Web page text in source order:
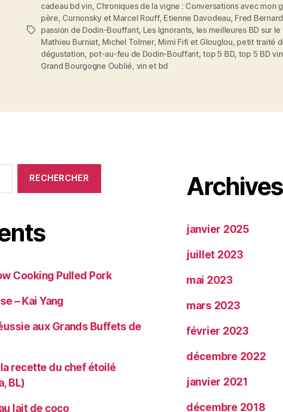
sur
le
vin
et
Étiquettes
cadeau bd vin, Chroniques de la vigne : Conversations avec mon
père, Curnonsky et Marcel Rouff, Etienne Davodeau, Fred Bernard
passion de Dodin-Bouffant, Les Ignorants, les meilleures BD sur le
Mathieu Burniat, Michel Tolmer, Mimi Fifi et Glouglou, petit traité
dégustation, pot-au-feu de Dodin-Bouffant,top 5 BD, top 5 BD vin
Grand Bourgogne Oublié, vin et bd
RECHERCHER
Cooking Pulled Pork
– Kai Yang
aux Grands Buffets de
recette du chef étoilé
BL)
lait de coco
Archives
janvier 2025
juillet 2023
mai 2023
mars 2023
février 2023
décembre 2022
janvier 2021
décembre 2018